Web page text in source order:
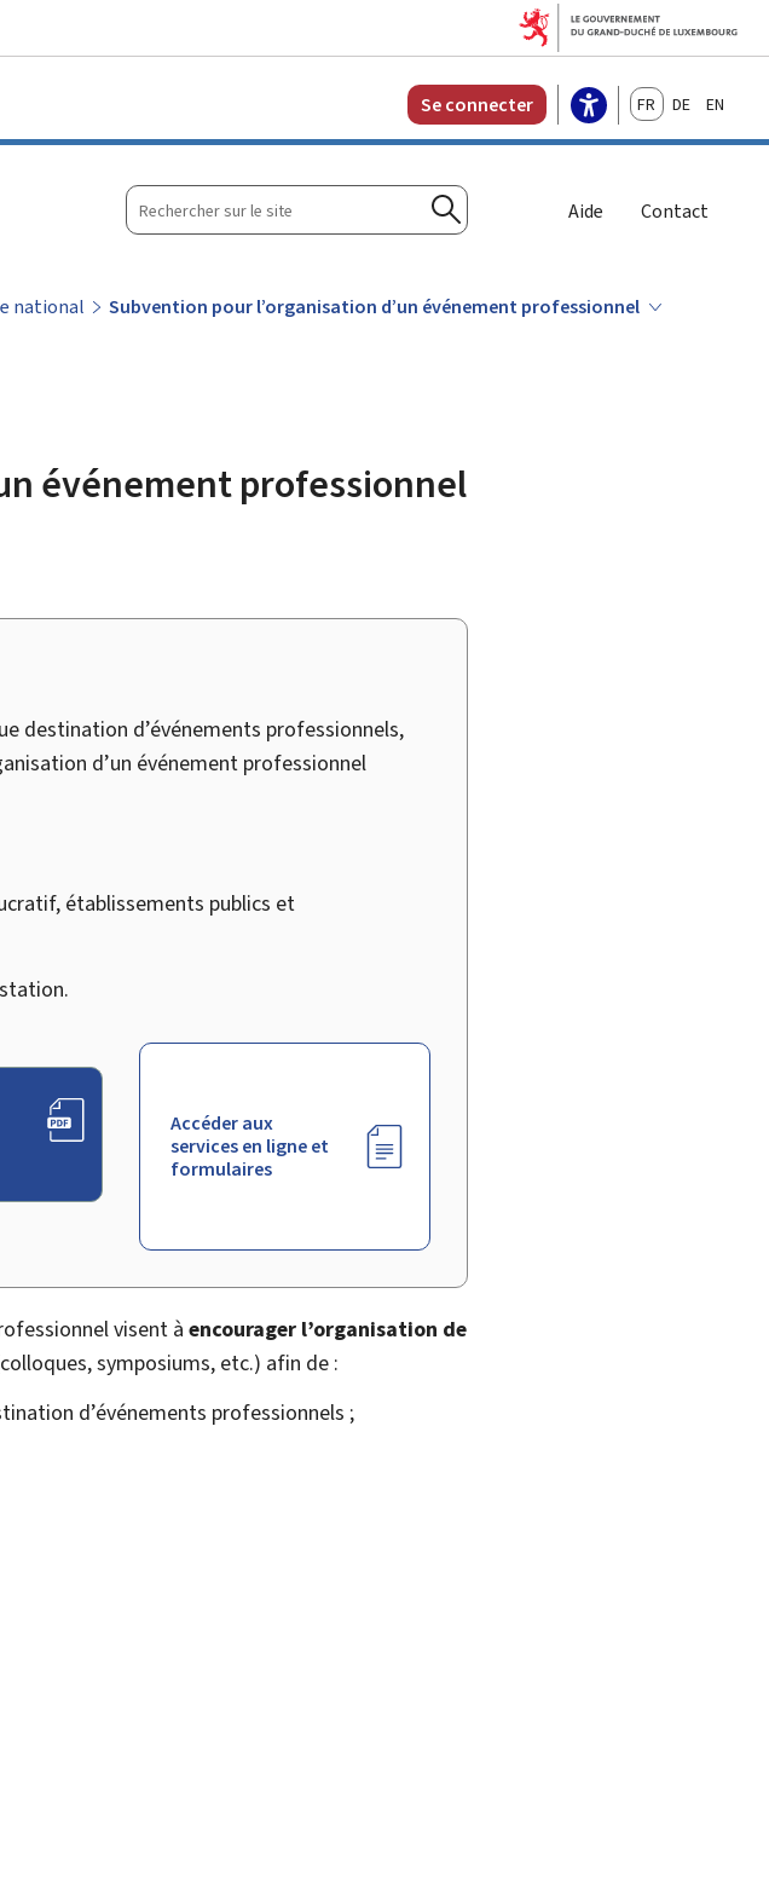
Se connecter FrançaisDeutschEnglish
Rechercher
sur
site
Rechercher
Aide Contact
national
Subvention pour l’organisation d’un événement professionnel
événement professionnel
destination d’événements professionnels,
d’un événement professionnel
établissements publics et
Accéder aux
services en ligne et
formulaires
visent à encourager l’organisation de
symposiums, etc.) afin de :
d’événements professionnels ;